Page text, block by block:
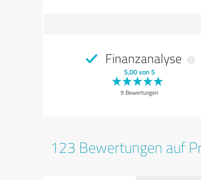
Finanzanalyse
5,00 von 5
9 Bewertungen
123 Bewertungen auf